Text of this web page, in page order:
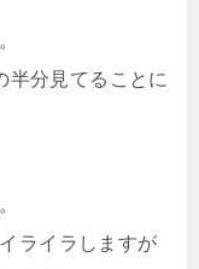
半分見てることに
ライラしますが